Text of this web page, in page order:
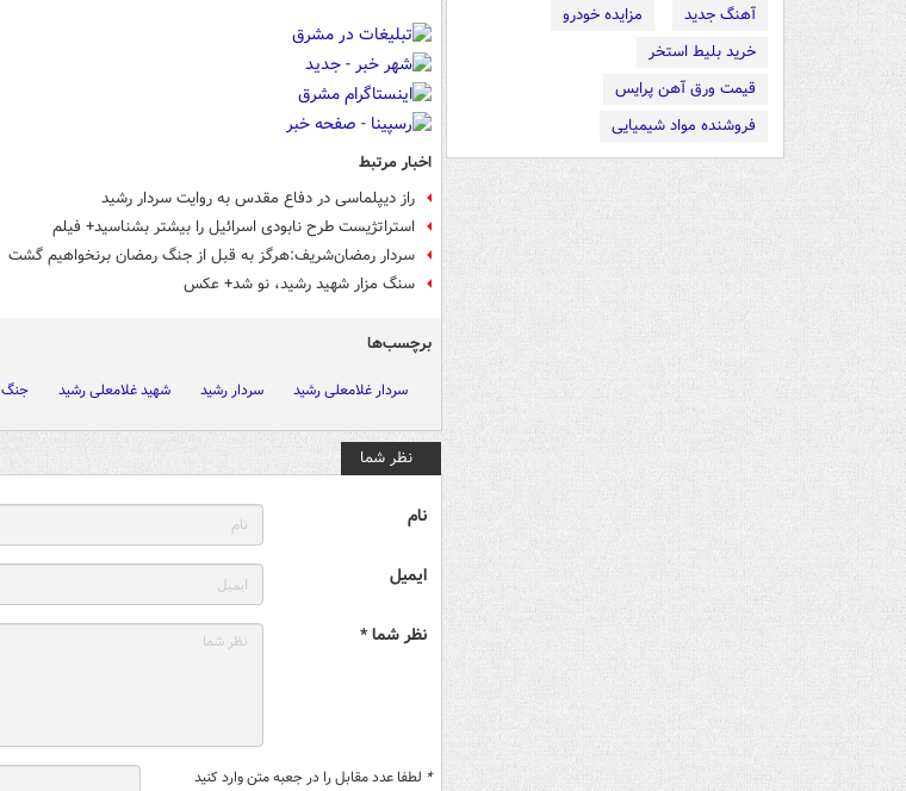
آهنگ جدید
مزایده خودرو
خرید بلیط استخر
قیمت ورق آهن پرایس
فروشنده مواد شیمیایی
اخبار مرتبط
راز دیپلماسی در دفاع مقدس به روایت سردار رشید
استراتژیست طرح نابودی اسرائیل را بیشتر بشناسید+ فیلم
سردار رمضان‌شریف:هرگز به قبل از جنگ رمضان برنخواهیم گشت
سنگ مزار شهید رشید، نو شد+ عکس
برچسب‌ها
سردار غلامعلی رشید سردار رشید شهید غلامعلی رشید جنگ 12 روزه
نظر شما
نام
ایمیل
نظر شما *
* لطفا عدد مقابل را در جعبه متن وارد کنید